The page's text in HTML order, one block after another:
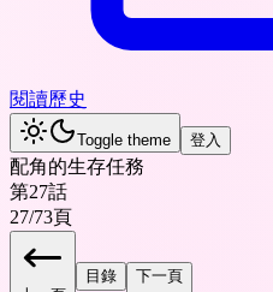
閱讀歷史
Toggle theme 登入
配角的生存任務
第27話
27/73頁
目錄 下一頁